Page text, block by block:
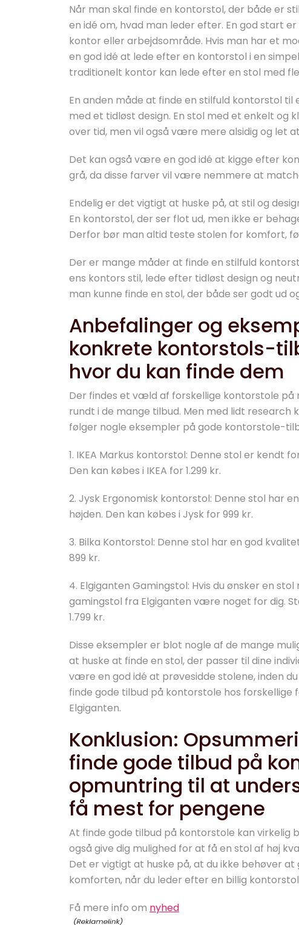
Når man skal finde en kontorstol, der både er
en idé om, hvad man leder efter. En god start
kontor eller arbejdsområde. Hvis man har et
en god idé at lede efter en kontorstol i en
traditionelt kontor kan lede efter en stol med
En anden måde at finde en stilfuld kontorstol
med et tidløst design. En stol med et enkelt og
over tid, men vil også være mere alsidig og let
Det kan også være en god idé at kigge efter
grå, da disse farver vil være nemmere at
Endelig er det vigtigt at huske på, at stil og
En kontorstol, der ser flot ud, men ikke er
Derfor bør man altid teste stolen for komfort,
Der er mange måder at finde en stilfuld
ens kontors stil, lede efter tidløst design og
man kunne finde en stol, der både ser godt ud
Anbefalinger og
konkrete kontorstols-
hvor du kan finde dem
Der findes et væld af forskellige kontorstole
rundt i de mange tilbud. Men med lidt research
følger nogle eksempler på gode kontorstole-
1. IKEA Markus kontorstol: Denne stol er kendt
Den kan købes i IKEA for 1.299 kr.
2. Jysk Ergonomisk kontorstol: Denne stol har
højden. Den kan købes i Jysk for 999 kr.
3. Bilka Kontorstol: Denne stol har en god
899 kr.
4. Elgiganten Gamingstol: Hvis du ønsker en
gamingstol fra Elgiganten være noget for dig.
1.799 kr.
Disse eksempler er blot nogle af de mange
at huske at finde en stol, der passer til dine
være en god idé at prøvesidde stolene, inden
finde gode tilbud på kontorstole hos forskellige
Elgiganten.
Konklusion:
finde gode tilbud på
opmuntring til at
få mest for pengene
At finde gode tilbud på kontorstole kan virkelig
også give dig mulighed for at få en stol af høj
Det er vigtigt at huske på, at du ikke behøver
komforten, når du leder efter en billig
Få mere info om nyhed